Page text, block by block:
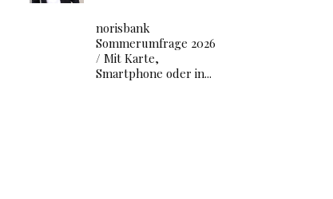
norisbank
Sommerumfrage 2026
/ Mit Karte,
Smartphone oder in...